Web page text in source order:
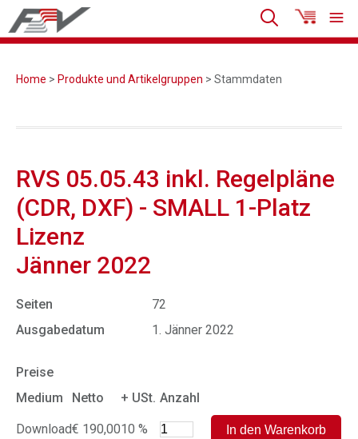
Home > Produkte und Artikelgruppen > Stammdaten
RVS 05.05.43 inkl. Regelpläne
(CDR, DXF) - SMALL 1-Platz
Lizenz
Jänner 2022
Seiten
72
Ausgabedatum
1. Jänner 2022
Preise
Medium
Netto + USt. Anzahl
Download€ 190,0010 %